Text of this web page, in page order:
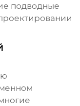
подводные